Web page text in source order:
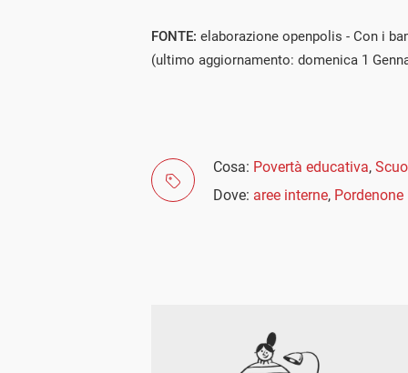
FONTE: elaborazione openpolis - Con i
(ultimo aggiornamento: domenica 1
Cosa: Povertà educativa,
Dove: aree interne, Pordenone